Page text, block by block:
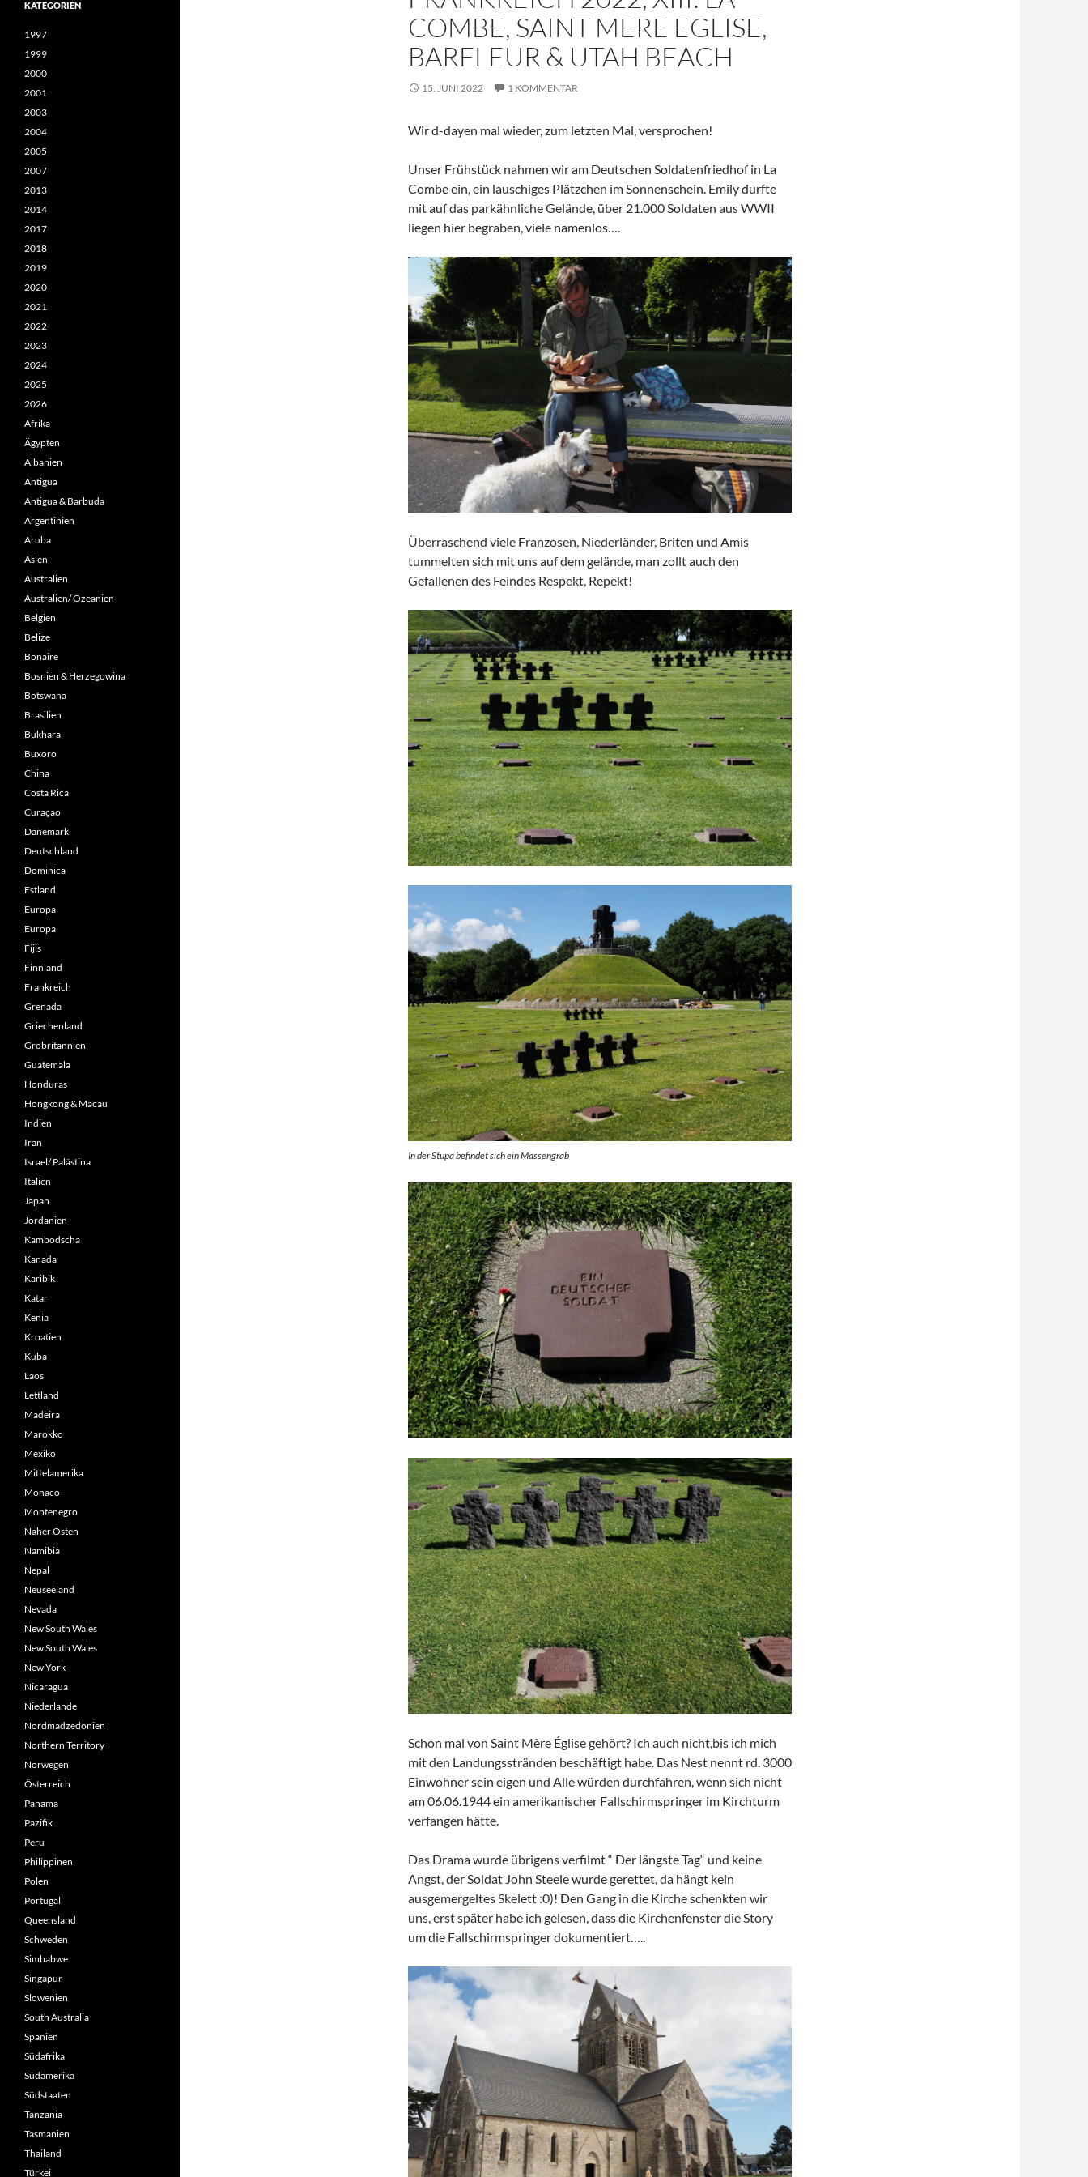
COMBE, SAINT MERE EGLISE,
BARFLEUR & UTAH BEACH
15. JUNI 2022 1 KOMMENTAR
Wir d-dayen mal wieder, zum letzten Mal, versprochen!
Unser Frühstück nahmen wir am Deutschen Soldatenfriedhof in La
Combe ein, ein lauschiges Plätzchen im Sonnenschein. Emily durfte
mit auf das parkähnliche Gelände, über 21.000 Soldaten aus WWII
liegen hier begraben, viele namenlos….
Überraschend viele Franzosen, Niederländer, Briten und Amis
tummelten sich mit uns auf dem gelände, man zollt auch den
Gefallenen des Feindes Respekt, Repekt!
In der Stupa befindet sich ein Massengrab
Schon mal von Saint Mère Église gehört? Ich auch nicht,bis ich mich
mit den Landungsstränden beschäftigt habe. Das Nest nennt rd. 3000
Einwohner sein eigen und Alle würden durchfahren, wenn sich nicht
am 06.06.1944 ein amerikanischer Fallschirmspringer im Kirchturm
verfangen hätte.
Das Drama wurde übrigens verfilmt “ Der längste Tag“ und keine
Angst, der Soldat John Steele wurde gerettet, da hängt kein
ausgemergeltes Skelett :0)! Den Gang in die Kirche schenkten wir
uns, erst später habe ich gelesen, dass die Kirchenfenster die Story
um die Fallschirmspringer dokumentiert…..
KATEGORIEN
1997
1999
2000
2001
2003
2004
2005
2007
2013
2014
2017
2018
2019
2020
2021
2022
2023
2024
2025
2026
Afrika
Ägypten
Albanien
Antigua
Antigua & Barbuda
Argentinien
Aruba
Asien
Australien
Australien/ Ozeanien
Belgien
Belize
Bonaire
Bosnien & Herzegowina
Botswana
Brasilien
Bukhara
Buxoro
China
Costa Rica
Curaçao
Dänemark
Deutschland
Dominica
Estland
Europa
Europa
Fijis
Finnland
Frankreich
Grenada
Griechenland
Grobritannien
Guatemala
Honduras
Hongkong & Macau
Indien
Iran
Israel/ Palästina
Italien
Japan
Jordanien
Kambodscha
Kanada
Karibik
Katar
Kenia
Kroatien
Kuba
Laos
Lettland
Madeira
Marokko
Mexiko
Mittelamerika
Monaco
Montenegro
Naher Osten
Namibia
Nepal
Neuseeland
Nevada
New South Wales
New South Wales
New York
Nicaragua
Niederlande
Nordmadzedonien
Northern Territory
Norwegen
Österreich
Panama
Pazifik
Peru
Philippinen
Polen
Portugal
Queensland
Schweden
Simbabwe
Singapur
Slowenien
South Australia
Spanien
Südafrika
Südamerika
Südstaaten
Tanzania
Tasmanien
Thailand
Türkei